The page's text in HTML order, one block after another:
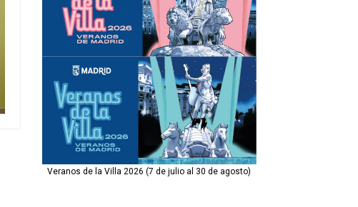
Veranos de la Villa 2026 (7 de julio al 30 de agosto)